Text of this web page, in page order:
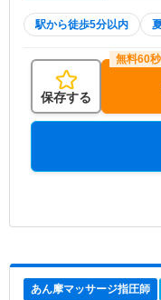
駅から徒歩5分以内
保存する
あん摩マッサージ指圧師